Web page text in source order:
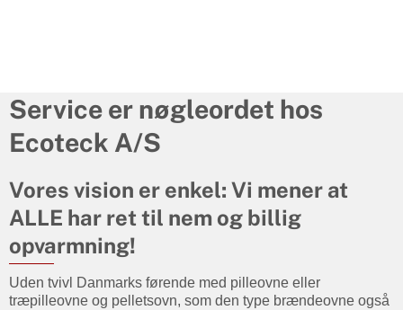
Service er nøgleordet hos
Ecoteck A/S
Vores vision er enkel: Vi mener at
ALLE har ret til nem og billig
opvarmning!
Uden tvivl Danmarks førende med pilleovne eller
træpilleovne og pelletsovn, som den type brændeovne også